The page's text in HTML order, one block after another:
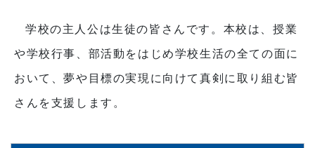
学校の主人公は生徒の皆さんです。本校は、授業
や学校行事、部活動をはじめ学校生活の全ての面に
おいて、夢や目標の実現に向けて真剣に取り組む皆
さんを支援します。